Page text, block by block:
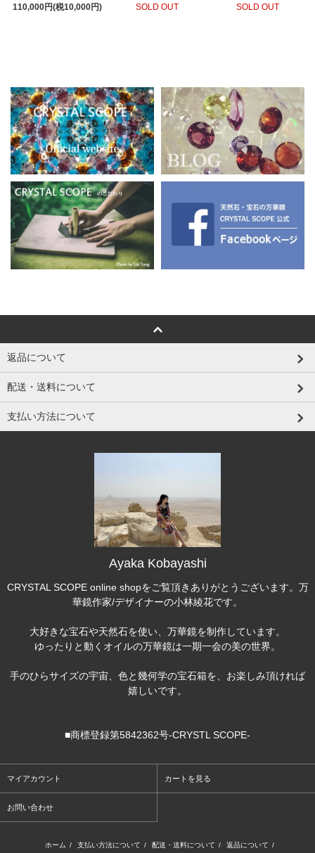
110,000円(税10,000円)
SOLD OUT
SOLD OUT
返品について
配送・送料について
支払い方法について
Ayaka Kobayashi
CRYSTAL SCOPE online shopをご覧頂きありがとうございます。万
華鏡作家/デザイナーの小林綾花です。
大好きな宝石や天然石を使い、万華鏡を制作しています。
ゆったりと動くオイルの万華鏡は一期一会の美の世界。
手のひらサイズの宇宙、色と幾何学の宝石箱を、お楽しみ頂ければ
嬉しいです。
■商標登録第5842362号-CRYSTL SCOPE-
マイアカウント カートを見る
お問い合わせ
ホーム / 支払い方法について / 配送・送料について / 返品について /